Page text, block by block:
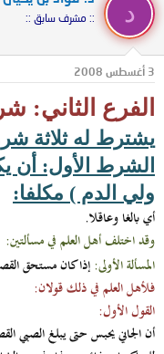
د :: مشرف سابق ::
3 أغسطس 2008
الفرع الثاني:
يشترط له ثلاثة
الشرط الأول:
ولي الدم ) مكلفا:
أي بالغا وعاقلا.
وقد اختلف أهل العلم في مسألتين:
المسألة الأولى:إذا كان مستحق
فلأهل العلم في ذلك قولان:
القول الأول:
أن الجاني يحبس حتى يبلغ الصبي